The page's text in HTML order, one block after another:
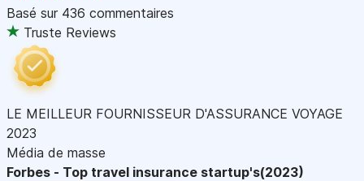
Basé sur 436 commentaires
Truste Reviews
LE MEILLEUR FOURNISSEUR D'ASSURANCE VOYAGE
2023
Média de masse
Forbes - Top travel insurance startup's(2023)